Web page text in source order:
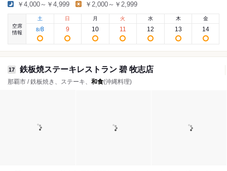
￥4,000～￥4,999 ￥2,000～￥2,999
空席
情報
土
8/8
日
9
月
10
火
11
水
12
木
13
金
14
17 鉄板焼ステーキレストラン 碧 牧志店
那覇市 / 鉄板焼き、ステーキ、 和食(沖縄料理)